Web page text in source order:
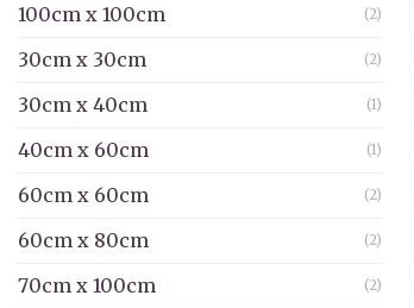
100cm x 100cm (2)
30cm x 30cm (2)
30cm x 40cm (1)
40cm x 60cm (1)
60cm x 60cm (2)
60cm x 80cm (2)
70cm x 100cm (2)